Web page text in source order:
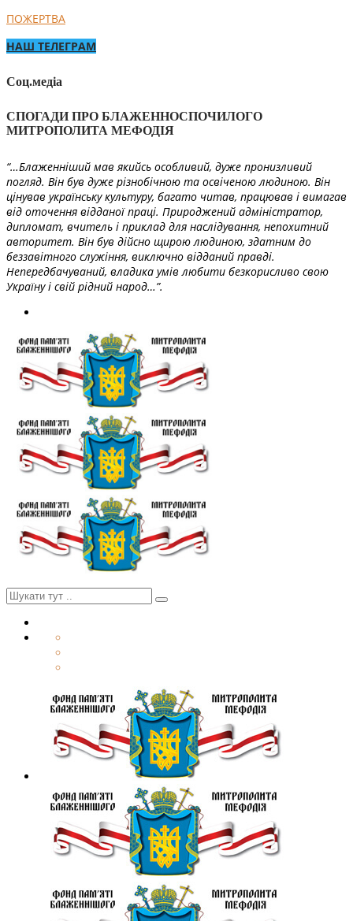
ПОЖЕРТВА
НАШ ТЕЛЕГРАМ
Соц.медіа
СПОГАДИ ПРО БЛАЖЕННОСПОЧИЛОГО
МИТРОПОЛИТА МЕФОДІЯ
“…Блаженніший мав якийсь особливий, дуже пронизливий
погляд. Він був дуже різнобічною та освіченою людиною. Він
цінував українську культуру, багато читав, працював і вимагав
від оточення відданої праці. Природжений адміністратор,
дипломат, вчитель і приклад для наслідування, непохитний
авторитет. Він був дійсно щирою людиною, здатним до
беззавітного служіння, виключно відданий правді.
Непередбачуваний, владика умів любити безкорисливо свою
Україну і свій рідний народ…”.